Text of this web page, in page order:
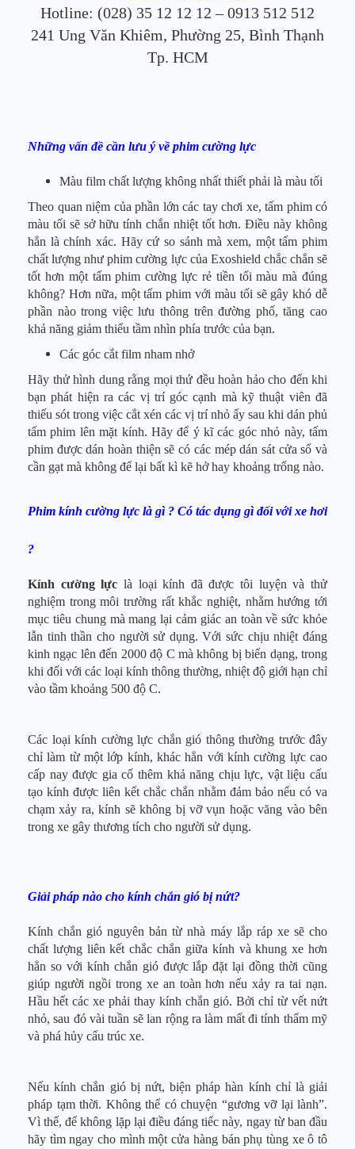
Hotline: (028) 35 12 12 12 – 0913 512 512
241 Ung Văn Khiêm, Phường 25, Bình Thạnh
Tp. HCM
Những vấn đề cần lưu ý về phim cường lực
Màu film chất lượng không nhất thiết phải là màu tối
Theo quan niệm của phần lớn các tay chơi xe, tấm phim có
màu tối sẽ sở hữu tính chắn nhiệt tốt hơn. Điều này không
hẳn là chính xác. Hãy cứ so sánh mà xem, một tấm phim
chất lượng như phim cường lực của Exoshield chắc chắn sẽ
tốt hơn một tấm phim cường lực rẻ tiền tối màu mà đúng
không? Hơn nữa, một tấm phim với màu tối sẽ gây khó dễ
phần nào trong việc lưu thông trên đường phố, tăng cao
khả năng giảm thiểu tầm nhìn phía trước của bạn.
Các góc cắt film nham nhở
Hãy thử hình dung rằng mọi thứ đều hoàn hảo cho đến khi
bạn phát hiện ra các vị trí góc cạnh mà kỹ thuật viên đã
thiếu sót trong việc cắt xén các vị trí nhỏ ấy sau khi dán phủ
tấm phim lên mặt kính. Hãy để ý kĩ các góc nhỏ này, tấm
phim được dán hoàn thiện sẽ có các mép dán sát cửa sổ và
cần gạt mà không để lại bất kì kẽ hở hay khoảng trống nào.
Phim kính cường lực là gì ? Có tác dụng gì đối với xe hơi
?
Kính cường lực là loại kính đã được tôi luyện và thử
nghiệm trong môi trường rất khắc nghiệt, nhằm hướng tới
mục tiêu chung mà mang lại cảm giác an toàn về sức khỏe
lẫn tinh thần cho người sử dụng. Với sức chịu nhiệt đáng
kinh ngạc lên đến 2000 độ C mà không bị biến dạng, trong
khi đối với các loại kính thông thường, nhiệt độ giới hạn chỉ
vào tầm khoảng 500 độ C.
Các loại kính cường lực chắn gió thông thường trước đây
chỉ làm từ một lớp kính, khác hẳn với kính cường lực cao
cấp nay được gia cố thêm khả năng chịu lực, vật liệu cấu
tạo kính được liên kết chắc chắn nhằm đảm bảo nếu có va
chạm xảy ra, kính sẽ không bị vỡ vụn hoặc văng vào bên
trong xe gây thương tích cho người sử dụng.
Giải pháp nào cho kính chắn gió bị nứt?
Kính chắn gió nguyên bản từ nhà máy lắp ráp xe sẽ cho
chất lượng liên kết chắc chắn giữa kính và khung xe hơn
hẳn so với kính chắn gió được lắp đặt lại đồng thời cũng
giúp người ngồi trong xe an toàn hơn nếu xảy ra tai nạn.
Hầu hết các xe phải thay kính chắn gió. Bởi chỉ từ vết nứt
nhỏ, sau đó vài tuần sẽ lan rộng ra làm mất đi tính thẩm mỹ
và phá hủy cấu trúc xe.
Nếu kính chắn gió bị nứt, biện pháp hàn kính chỉ là giải
pháp tạm thời. Không thể có chuyện “gương vỡ lại lành”.
Vì thế, để không lặp lại điều đáng tiếc này, ngay từ ban đầu
hãy tìm ngay cho mình một cửa hàng bán phụ tùng xe ô tô